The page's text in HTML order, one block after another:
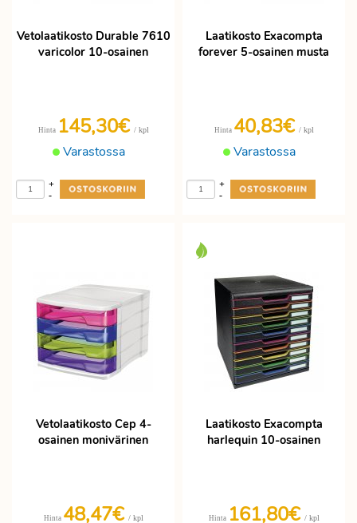
Vetolaatikosto Durable 7610
varicolor 10-osainen
Varastossa
Hinta 145,30€ / kpl
-
+
Laatikosto Exacompta
forever 5-osainen musta
Varastossa
Hinta 40,83€ / kpl
-
+
Vetolaatikosto Cep 4-
osainen monivärinen
Hinta 48,47€ / kpl
Laatikosto Exacompta
harlequin 10-osainen
Hinta 161,80€ / kpl